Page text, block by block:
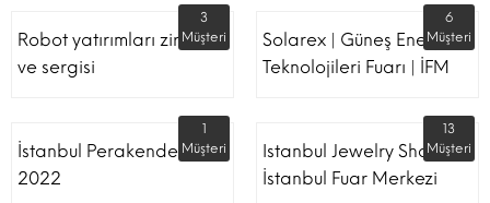
Robot yatırımları zirvesi
ve sergisi
3
Müşteri
Solarex | Güneş Enerjisi &
Teknolojileri Fuarı | İFM
6
Müşteri
İstanbul Perakende Fuarı
2022
1
Müşteri
Istanbul Jewelry Show |
İstanbul Fuar Merkezi
13
Müşteri